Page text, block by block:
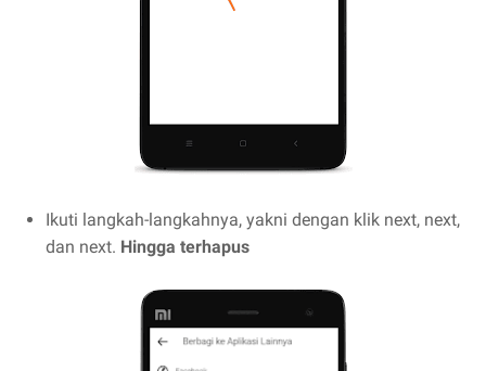
Ikuti langkah-langkahnya, yakni dengan klik next, next,
dan next. Hingga terhapus